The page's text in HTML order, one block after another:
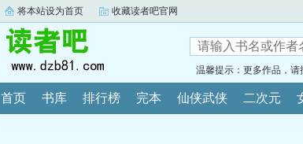
将本站设为首页 收藏读者吧官网
温馨提示：更多作品，请
首页 书库 排行榜 完本 仙侠武侠 二次元